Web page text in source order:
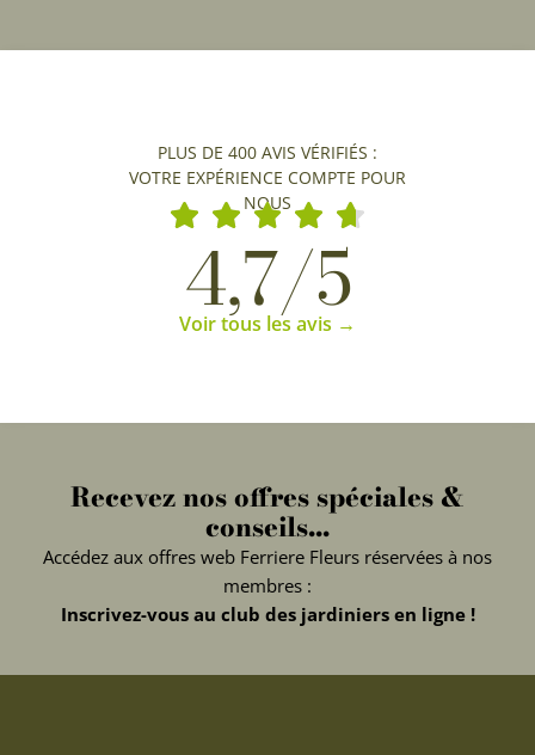
PLUS DE 400 AVIS VÉRIFIÉS :
VOTRE EXPÉRIENCE COMPTE POUR
NOUS
4,7/5
Voir tous les avis →
Recevez nos offres spéciales &
conseils...
Accédez aux offres web Ferriere Fleurs réservées à nos
membres :
Inscrivez-vous au club des jardiniers en ligne !